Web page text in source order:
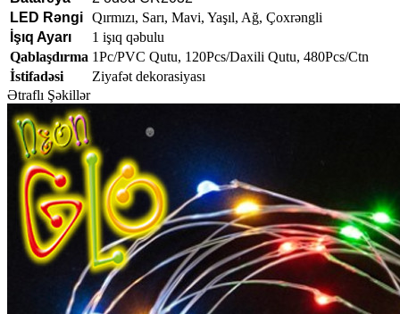
LED Rəngi Qırmızı, Sarı, Mavi, Yaşıl, Ağ, Çoxrəngli
İşıq Ayarı
1 işıq qəbulu
Qablaşdırma 1Pc/PVC Qutu, 120Pcs/Daxili Qutu, 480Pcs/Ctn
İstifadəsi
Ziyafət dekorasiyası
Ətraflı Şəkillər